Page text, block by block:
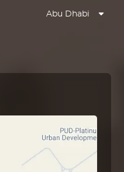
Abu Dhabi